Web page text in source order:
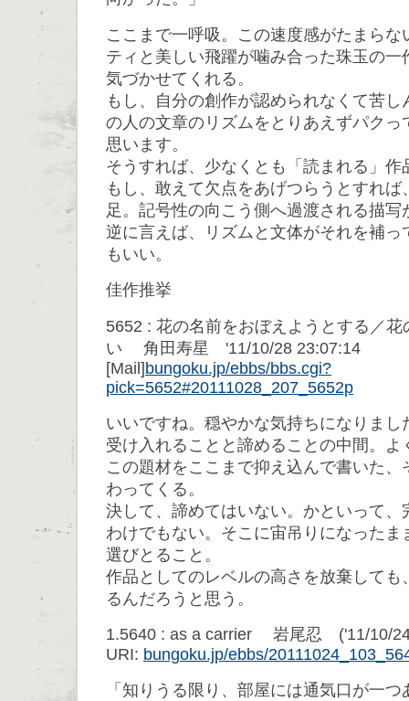
ここまで一呼吸。この速度感がたまら
ティと美しい飛躍が噛み合った珠玉の一
気づかせてくれる。
もし、自分の創作が認められなくて苦
の人の文章のリズムをとりあえずパクっ
思います。
そうすれば、少なくとも「読まれる」作
もし、敢えて欠点をあげつらうとすれ
足。記号性の向こう側へ過渡される描写
逆に言えば、リズムと文体がそれを補っ
もいい。
佳作推挙
5652 : 花の名前をおぼえようとする／
い 角田寿星 '11/10/28 23:07:14
[Mail]bungoku.jp/ebbs/bbs.cgi?
pick=5652#20111028_207_5652p
いいですね。穏やかな気持ちになりまし
受け入れることと諦めることの中間。よ
この題材をここまで抑え込んで書いた
わってくる。
決して、諦めてはいない。かといって、
わけでもない。そこに宙吊りになったま
選びとること。
作品としてのレベルの高さを放棄しても
るんだろうと思う。
1.5640 : as a carrier 岩尾忍 ('11/10/
URI: bungoku.jp/ebbs/
「知りうる限り、部屋には通気口が一